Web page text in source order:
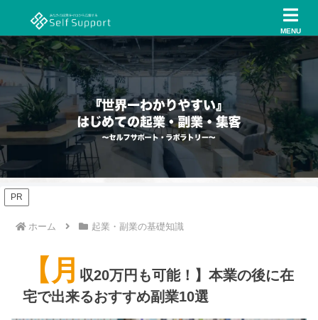
MENU
PR
ホーム 起業・副業の基礎知識
【月 収20万円も可能！】本業の後に在
宅で出来るおすすめ副業10選